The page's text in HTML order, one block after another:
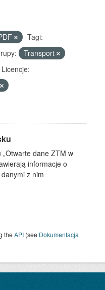
Tagi:
Transport
Licencje:
dane ZTM w
informacje o
z nim
theAPI (see Dokumentacja